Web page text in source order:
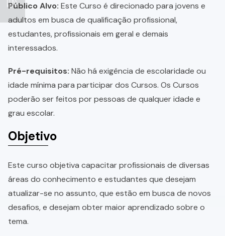
Público Alvo: Este Curso é direcionado para jovens e
adultos em busca de qualificação profissional,
estudantes, profissionais em geral e demais
interessados.
Pré-requisitos: Não há exigência de escolaridade ou
idade mínima para participar dos Cursos. Os Cursos
poderão ser feitos por pessoas de qualquer idade e
grau escolar.
Objetivo
Este curso objetiva capacitar profissionais de diversas
áreas do conhecimento e estudantes que desejam
atualizar-se no assunto, que estão em busca de novos
desafios, e desejam obter maior aprendizado sobre o
tema.